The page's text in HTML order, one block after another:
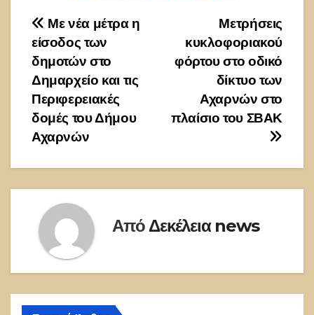
Πλοήγηση
άρθρων
Μετρήσεις
κυκλοφοριακού
φόρτου στο οδικό
δίκτυο των
Αχαρνών στο
πλαίσιο του ΣΒΑΚ
Με νέα μέτρα η
είσοδος των
δημοτών στο
Δημαρχείο και τις
Περιφερειακές
δομές του Δήμου
Αχαρνών
Από Δεκέλεια news